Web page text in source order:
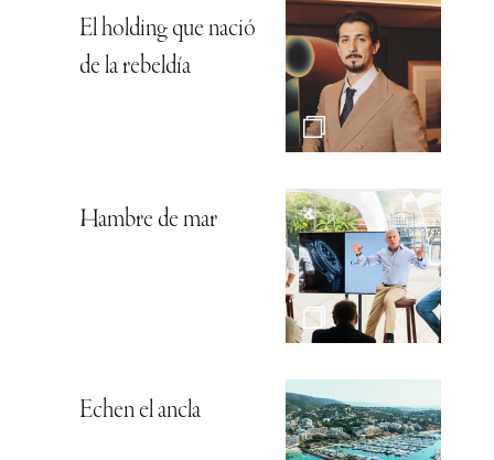
El holding que nació
de la rebeldía
Hambre de mar
Echen el ancla